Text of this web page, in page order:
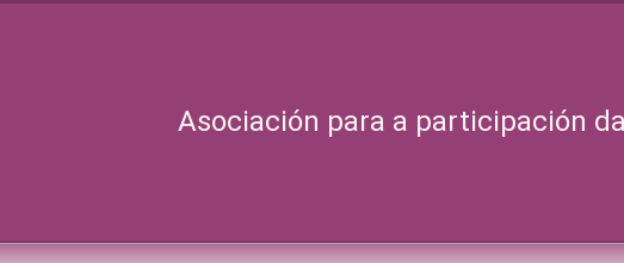
Asociación para a participación